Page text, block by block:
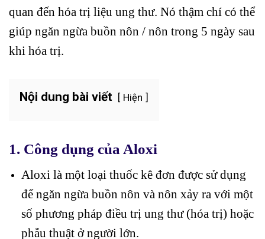
quan đến hóa trị liệu ung thư. Nó thậm chí có thể
giúp ngăn ngừa buồn nôn / nôn trong 5 ngày sau
khi hóa trị.
Nội dung bài viết Hiện
1. Công dụng của Aloxi
Aloxi là một loại thuốc kê đơn được sử dụng
để ngăn ngừa buồn nôn và nôn xảy ra với một
số phương pháp điều trị ung thư (hóa trị) hoặc
phẫu thuật ở người lớn.